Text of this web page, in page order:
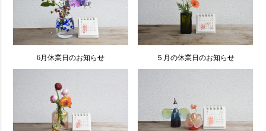
6月休業日のお知らせ ５月の休業日のお知らせ